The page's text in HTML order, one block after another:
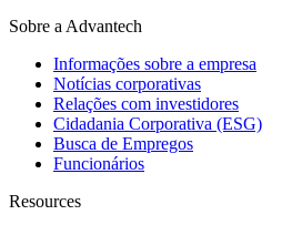
Sobre a Advantech
Informações sobre a empresa
Notícias corporativas
Relações com investidores
Cidadania Corporativa (ESG)
Busca de Empregos
Funcionários
Resources